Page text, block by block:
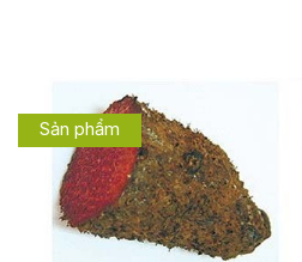
Sản phẩm